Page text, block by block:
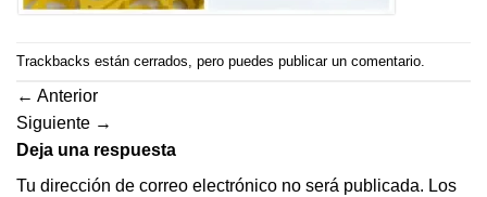
Trackbacks están cerrados, pero puedes publicar un comentario
← Anterior
Siguiente →
Deja una respuesta
Tu dirección de correo electrónico no será publicada. Los